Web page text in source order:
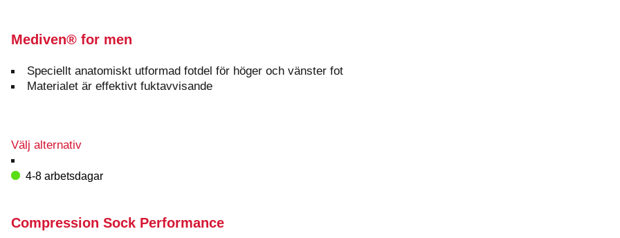
varianter.
olika
alternativen
produktsidan
Mediven® for men
Speciellt anatomiskt utformad fotdel för höger och vänster fot
Materialet är effektivt fuktavvisande
Välj alternativDen
produkten
varianter.
4-8 arbetsdagar
Compression Sock Performance